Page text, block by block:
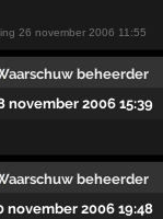
26 november 2006 11:55
november 2006 15:39
november 2006 19:48